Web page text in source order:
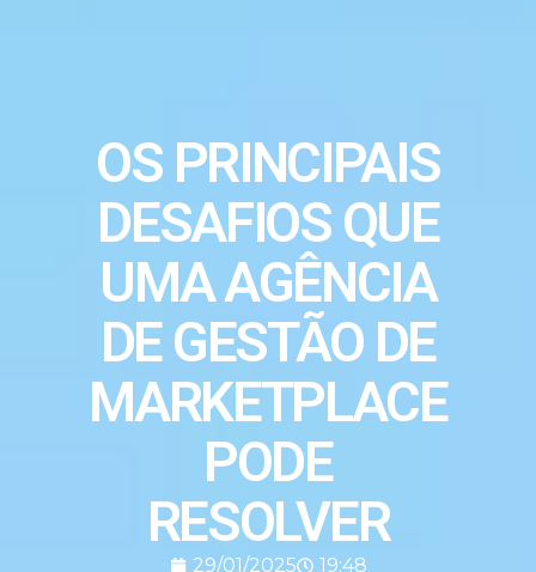
OS PRINCIPAIS
DESAFIOS QUE
UMA AGÊNCIA
DE GESTÃO DE
MARKETPLACE
PODE
RESOLVER
29/01/2025
19:48